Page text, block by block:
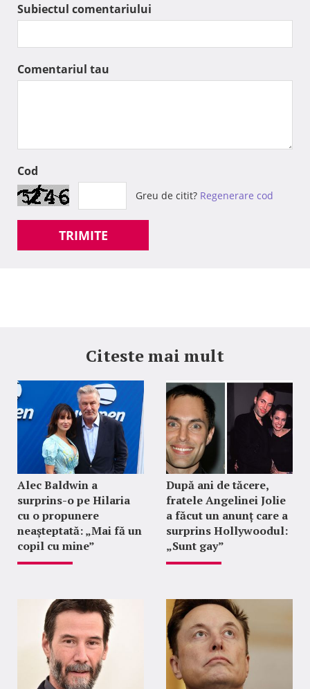
Subiectul comentariului
Comentariul tau
Cod
Greu de citit? Regenerare cod
TRIMITE
Citeste mai mult
Alec Baldwin a
surprins-o pe Hilaria
cu o propunere
neașteptată: „Mai fă un
copil cu mine”
După ani de tăcere,
fratele Angelinei Jolie
a făcut un anunț care a
surprins Hollywoodul:
„Sunt gay”